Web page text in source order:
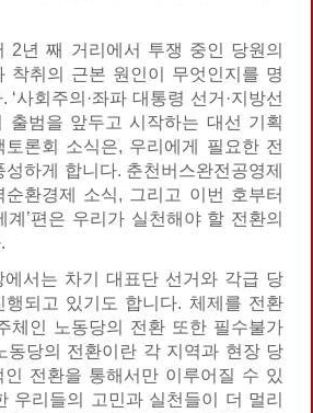
2년 째 거리에서 투쟁 중인 당원의
착취의 근본 원인이 무엇인지를 명
‘사회주의·좌파 대통령 선거·지방선
출범을 앞두고 시작하는 대선 기획
론회 소식은, 우리에게 필요한 전
하게 합니다. 춘천버스완전공영제
환경제 소식, 그리고 이번 호부터
계’편은 우리가 실천해야 할 전환의
서는 차기 대표단 선거와 각급 당
행되고 있기도 합니다. 체제를 전환
체인 노동당의 전환 또한 필수불가
동당의 전환이란 각 지역과 현장 당
전환을 통해서만 이루어질 수 있
우리들의 고민과 실천들이 더 멀리